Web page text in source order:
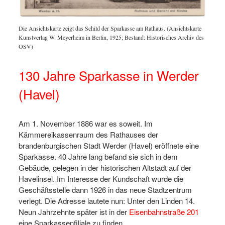
Die Ansichtskarte zeigt das Schild der Sparkasse am Rathaus. (Ansichtskarte
Kunstverlag W. Meyerheim in Berlin, 1925; Bestand: Historisches Archiv des
OSV)
130 Jahre Sparkasse in Werder
(Havel)
Am 1. November 1886 war es soweit. Im
Kämmereikassenraum des Rathauses der
brandenburgischen Stadt Werder (Havel) eröffnete eine
Sparkasse. 40 Jahre lang befand sie sich in dem
Gebäude, gelegen in der historischen Altstadt auf der
Havelinsel. Im Interesse der Kundschaft wurde die
Geschäftsstelle dann 1926 in das neue Stadtzentrum
verlegt. Die Adresse lautete nun: Unter den Linden 14.
Neun Jahrzehnte später ist in der Eisenbahnstraße 201